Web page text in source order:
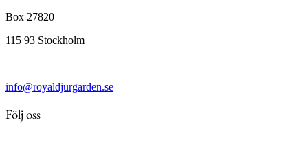
Box 27820
115 93 Stockholm
info@royaldjurgarden.se
Följ oss